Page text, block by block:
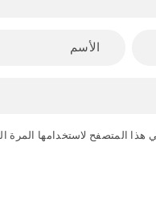
المتصفح لاستخدامها المرة